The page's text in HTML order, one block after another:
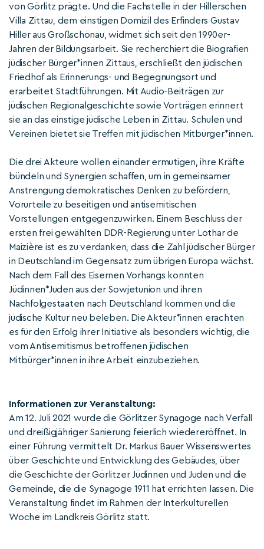
von Görlitz prägte. Und die Fachstelle in der Hillerschen
Villa Zittau, dem einstigen Domizil des Erfinders Gustav
Hiller aus Großschönau, widmet sich seit den 1990er-
Jahren der Bildungsarbeit. Sie recherchiert die Biografien
jüdischer Bürger*innen Zittaus, erschließt den jüdischen
Friedhof als Erinnerungs- und Begegnungsort und
erarbeitet Stadtführungen. Mit Audio-Beiträgen zur
jüdischen Regionalgeschichte sowie Vorträgen erinnert
sie an das einstige jüdische Leben in Zittau. Schulen und
Vereinen bietet sie Treffen mit jüdischen Mitbürger*innen.
Die drei Akteure wollen einander ermutigen, ihre Kräfte
bündeln und Synergien schaffen, um in gemeinsamer
Anstrengung demokratisches Denken zu befördern,
Vorurteile zu beseitigen und antisemitischen
Vorstellungen entgegenzuwirken. Einem Beschluss der
ersten frei gewählten DDR-Regierung unter Lothar de
Maizière ist es zu verdanken, dass die Zahl jüdischer Bürger
in Deutschland im Gegensatz zum übrigen Europa wächst.
Nach dem Fall des Eisernen Vorhangs konnten
Jüdinnen*Juden aus der Sowjetunion und ihren
Nachfolgestaaten nach Deutschland kommen und die
jüdische Kultur neu beleben. Die Akteur*innen erachten
es für den Erfolg ihrer Initiative als besonders wichtig, die
vom Antisemitismus betroffenen jüdischen
Mitbürger*innen in ihre Arbeit einzubeziehen.
Informationen zur Veranstaltung:
Am 12. Juli 2021 wurde die Görlitzer Synagoge nach Verfall
und dreißigjähriger Sanierung feierlich wiedereröffnet. In
einer Führung vermittelt Dr. Markus Bauer Wissenswertes
über Geschichte und Entwicklung des Gebäudes, über
die Geschichte der Görlitzer Jüdinnen und Juden und die
Gemeinde, die die Synagoge 1911 hat errichten lassen. Die
Veranstaltung findet im Rahmen der Interkulturellen
Woche im Landkreis Görlitz statt.